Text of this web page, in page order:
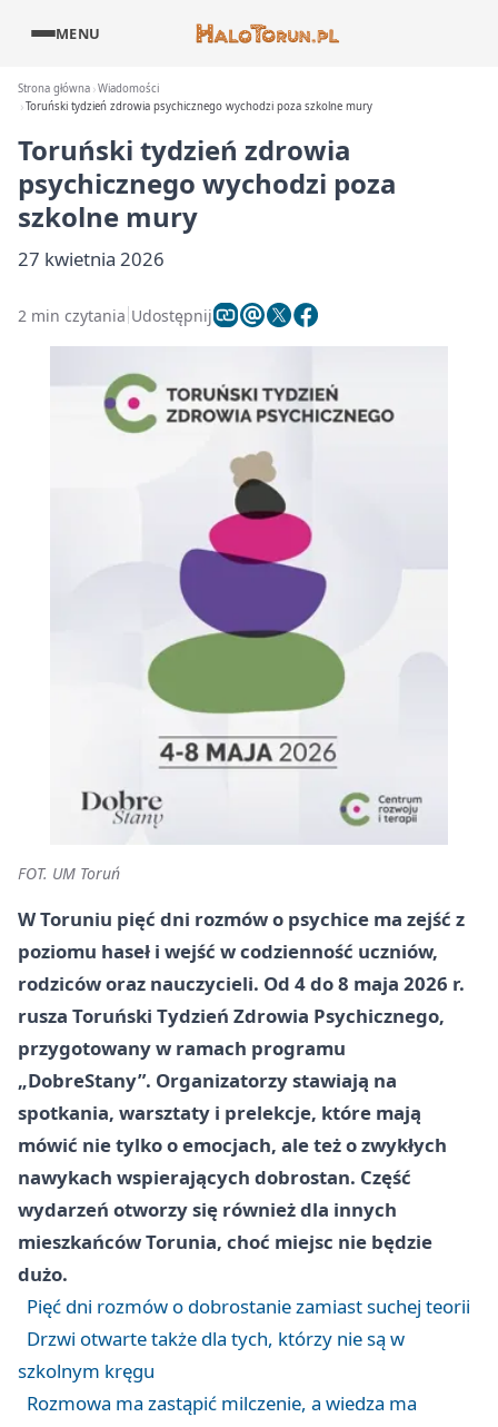
MENU
Strona główna Wiadomości
Toruński tydzień zdrowia psychicznego wychodzi poza szkolne mury
Toruński tydzień zdrowia
psychicznego wychodzi poza
szkolne mury
27 kwietnia 2026
2 min czytania Udostępnij
FOT. UM Toruń
W Toruniu pięć dni rozmów o psychice ma zejść z
poziomu haseł i wejść w codzienność uczniów,
rodziców oraz nauczycieli. Od 4 do 8 maja 2026 r.
rusza Toruński Tydzień Zdrowia Psychicznego,
przygotowany w ramach programu
„DobreStany”. Organizatorzy stawiają na
spotkania, warsztaty i prelekcje, które mają
mówić nie tylko o emocjach, ale też o zwykłych
nawykach wspierających dobrostan. Część
wydarzeń otworzy się również dla innych
mieszkańców Torunia, choć miejsc nie będzie
dużo.
Pięć dni rozmów o dobrostanie zamiast suchej teorii
Drzwi otwarte także dla tych, którzy nie są w
szkolnym kręgu
Rozmowa ma zastąpić milczenie, a wiedza ma